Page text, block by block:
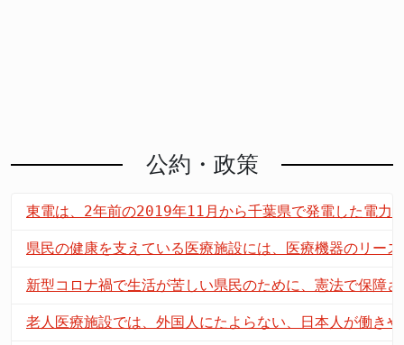
公約・政策
東電は、2年前の2019年11月から千葉県で発電した電力
県民の健康を支えている医療施設には、医療機器のリー
新型コロナ禍で生活が苦しい県民のために、憲法で保障
老人医療施設では、外国人にたよらない、日本人が働き